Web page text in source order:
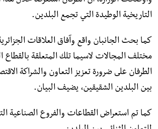
التاريخية الوطیدة التي تجمع البلدين.
كما بحث الجانبان واقع وآفاق العلاقات
مختلف المجالات لاسیما تلك المتعلقة
الطرفان على ضرورة تعزيز التعاون والشراكة
بین البلدين الشقيقين، يضيف البيان.
كما تم استعراض القطاعات والفروع الصناعية